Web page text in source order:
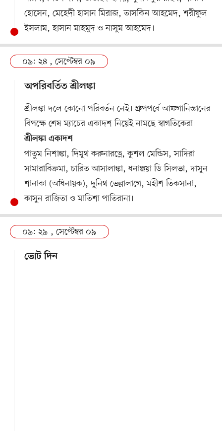
হোসেন, মেহেদী হাসান মিরাজ, তাসকিন আহমেদ, শরীফুল
ইসলাম, হাসান মাহমুদ ও নাসুম আহমেদ।
০৯: ২৪ , সেপ্টেম্বর ০৯
অপরিবর্তিত শ্রীলঙ্কা
শ্রীলঙ্কা দলে কোনো পরিবর্তন নেই। গ্রুপপর্বে আফগানিস্তানের
বিপক্ষে শেষ ম্যাচের একাদশ নিয়েই নামছে স্বাগতিকেরা।
শ্রীলঙ্কা একাদশ
পাতুম নিশাঙ্কা, দিমুথ করুনারত্নে, কুশল মেন্ডিস, সাদিরা
সামারাবিক্রমা, চারিত আসালাঙ্কা, ধনাঞ্জয়া ডি সিলভা, দাসুন
শানাকা (অধিনায়ক), দুনিথ ভেল্লালাগে, মহীশ তিকসানা,
কাসুন রাজিতা ও মাতিশা পাতিরানা।
০৯: ২৯ , সেপ্টেম্বর ০৯
ভোট দিন